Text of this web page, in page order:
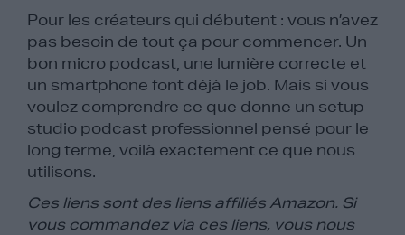
Pour les créateurs qui débutent : vous n’avez
pas besoin de tout ça pour commencer. Un
bon micro podcast, une lumière correcte et
un smartphone font déjà le job. Mais si vous
voulez comprendre ce que donne un setup
studio podcast professionnel pensé pour le
long terme, voilà exactement ce que nous
utilisons.
Ces liens sont des liens affiliés Amazon. Si
vous commandez via ces liens, vous nous